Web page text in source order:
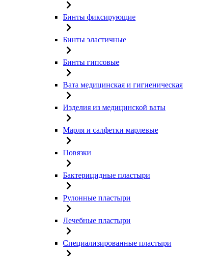
Бинты фиксирующие
Бинты эластичные
Бинты гипсовые
Вата медицинская и гигиеническая
Изделия из медицинской ваты
Марля и салфетки марлевые
Повязки
Бактерицидные пластыри
Рулонные пластыри
Лечебные пластыри
Специализированные пластыри